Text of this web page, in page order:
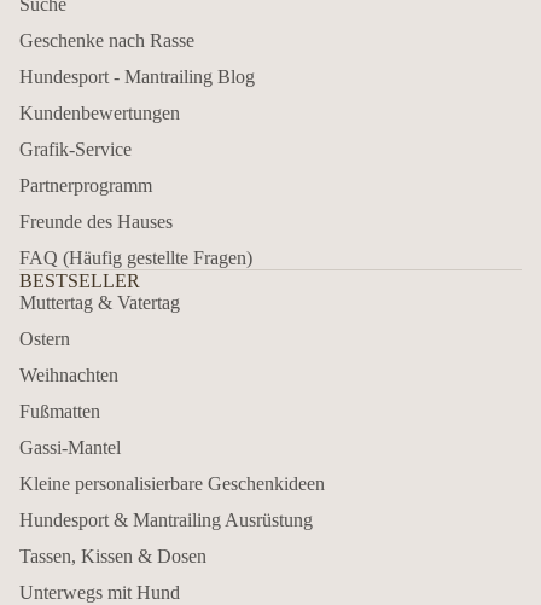
Suche
Geschenke nach Rasse
Hundesport - Mantrailing Blog
Kundenbewertungen
Grafik-Service
Partnerprogramm
Freunde des Hauses
FAQ (Häufig gestellte Fragen)
BESTSELLER
Muttertag & Vatertag
Ostern
Weihnachten
Fußmatten
Gassi-Mantel
Kleine personalisierbare Geschenkideen
Hundesport & Mantrailing Ausrüstung
Tassen, Kissen & Dosen
Unterwegs mit Hund